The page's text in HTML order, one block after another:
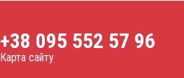
+38 095 552 57 96
Карта сайту